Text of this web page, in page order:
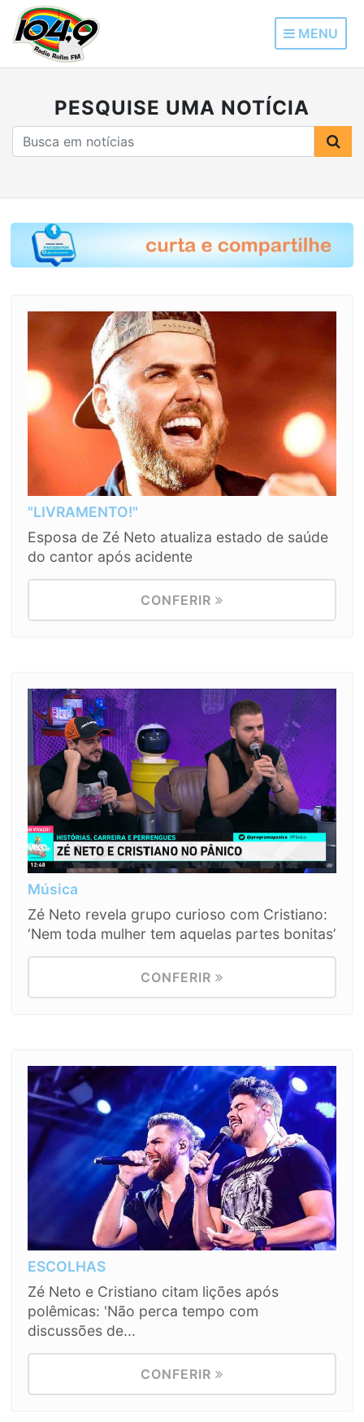
MENU
PESQUISE UMA NOTÍCIA
"LIVRAMENTO!"
Esposa de Zé Neto atualiza estado de saúde
do cantor após acidente
CONFERIR
Música
Zé Neto revela grupo curioso com Cristiano:
‘Nem toda mulher tem aquelas partes bonitas’
CONFERIR
ESCOLHAS
Zé Neto e Cristiano citam lições após
polêmicas: 'Não perca tempo com
discussões de...
CONFERIR